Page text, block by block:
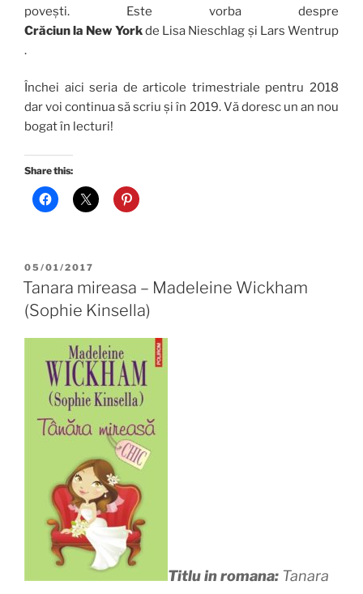
povești. Este vorba despre
Crăciun la New Yorkde Lisa Nieschlag și Lars Wentrup
.
Închei aici seria de articole trimestriale pentru 2018
dar voi continua să scriu și în 2019. Vă doresc un an nou
bogat în lecturi!
Share this:
POSTED
ON
05/01/2017
Tanara mireasa – Madeleine Wickham
(Sophie Kinsella)
Titlu in romana: Tanara